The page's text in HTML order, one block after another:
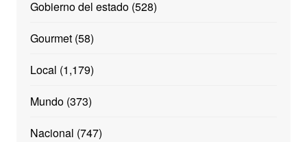
Gobierno del estado(528)
Gourmet(58)
Local (1,179)
Mundo(373)
Nacional (747)